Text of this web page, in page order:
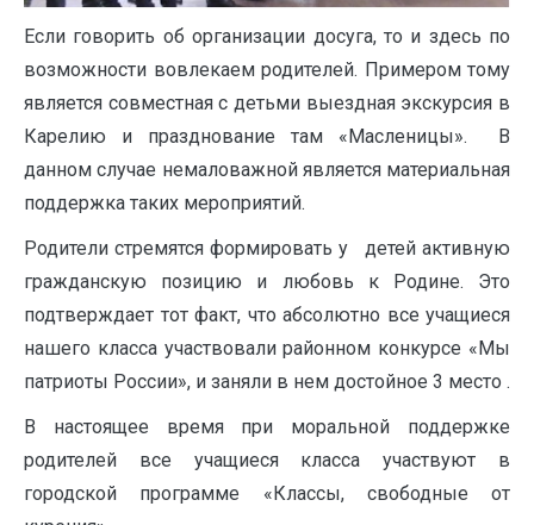
Если говорить об организации досуга, то и здесь по
возможности вовлекаем родителей. Примером тому
является совместная с детьми выездная экскурсия в
Карелию и празднование там «Масленицы». В
данном случае немаловажной является материальная
поддержка таких мероприятий.
Родители стремятся формировать у детей активную
гражданскую позицию и любовь к Родине. Это
подтверждает тот факт, что абсолютно все учащиеся
нашего класса участвовали районном конкурсе «Мы
патриоты России», и заняли в нем достойное 3 место .
В настоящее время при моральной поддержке
родителей все учащиеся класса участвуют в
городской программе «Классы, свободные от